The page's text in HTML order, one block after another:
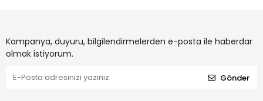
Kampanya, duyuru, bilgilendirmelerden e-posta ile haberdar
olmak istiyorum.
Gönder